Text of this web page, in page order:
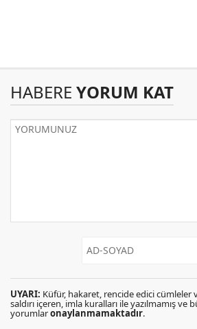
HABERE YORUM KAT
UYARI: Küfür, hakaret, rencide edici cümleler
saldırı içeren, imla kuralları ile yazılmamış ve
yorumlaronaylanmamaktadır.